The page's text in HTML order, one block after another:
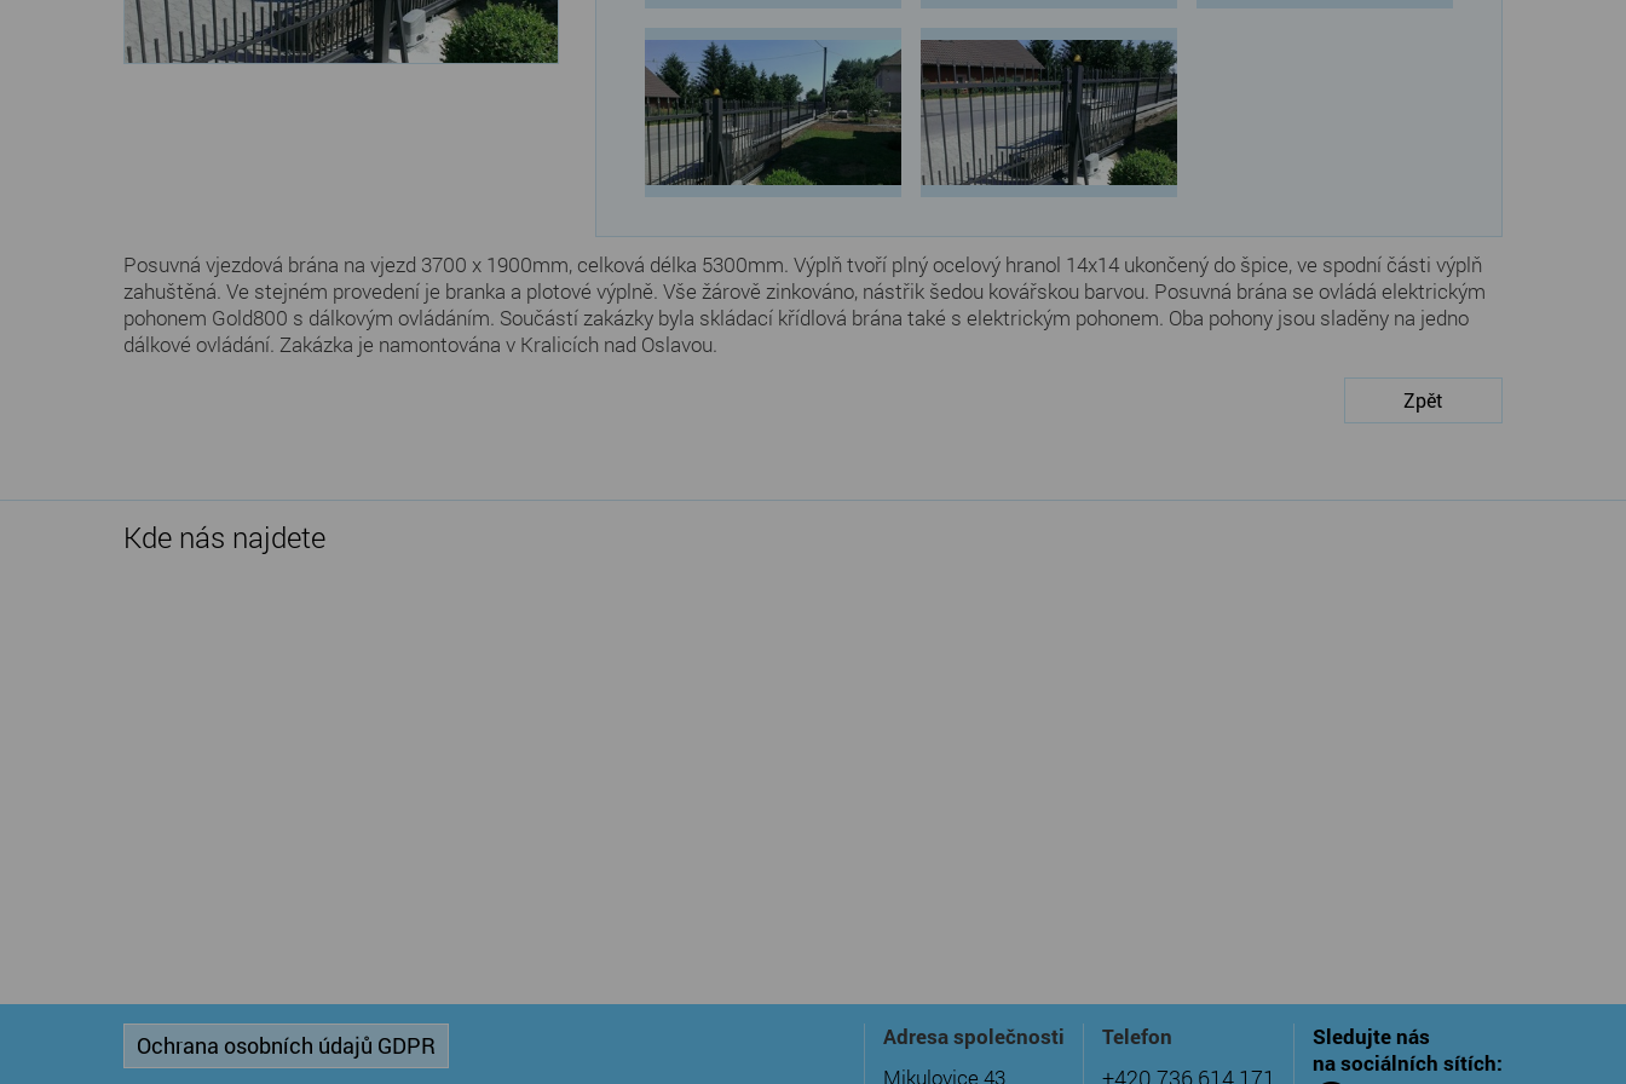
Posuvná vjezdová brána na vjezd 3700 x 1900mm, celková délka 5300mm. Výplň tvoří plný ocelový hranol 14x14 ukončený do špice, ve spodní části výplň
zahuštěná. Ve stejném provedení je branka a plotové výplně. Vše žárově zinkováno, nástřik šedou kovářskou barvou. Posuvná brána se ovládá elektrickým
pohonem Gold800 s dálkovým ovládáním. Součástí zakázky byla skládací křídlová brána také s elektrickým pohonem. Oba pohony jsou sladěny na jedno
dálkové ovládání. Zakázka je namontována v Kralicích nad Oslavou.
Zpět
Kde nás najdete
Sledujte nás
na sociálních sítích:
Telefon
+420 736 614 171
Adresa společnosti
Mikulovice 43
Ochrana osobních údajů GDPR